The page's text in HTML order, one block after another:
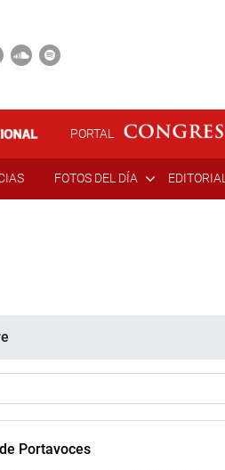
PORTAL
FOTOS DEL DÍA EDITORIAL
Portavoces